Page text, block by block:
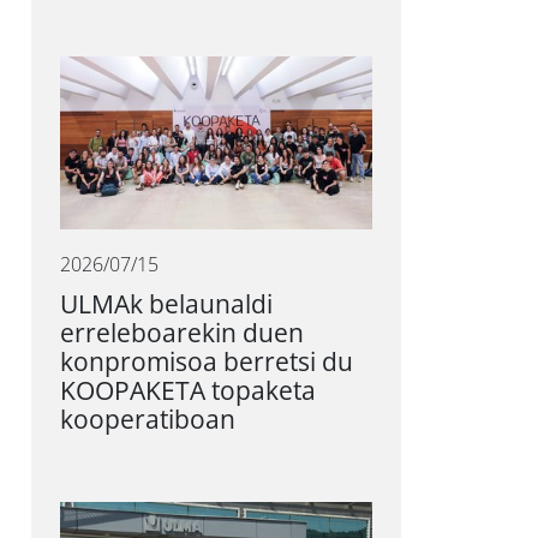
2026/07/15
ULMAk belaunaldi
erreleboarekin duen
konpromisoa berretsi du
KOOPAKETA topaketa
kooperatiboan